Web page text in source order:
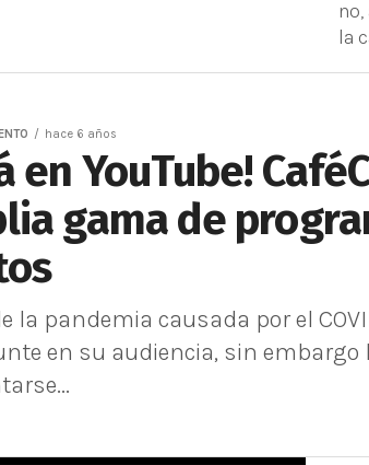
la
hace 6 años
en YouTube!
gama de
la pandemia causada por el
en su audiencia, sin embargo